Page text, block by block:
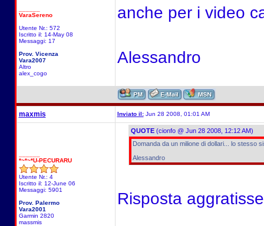
VaraSereno
Utente Nr.: 572
Iscritto il: 14-May 08
Messaggi: 17
Prov. Vicenza
Vara2007
Altro
alex_cogo
anche per i video
Alessandro
maxmis Inviato il:Jun 28 2008, 01:01 AM
*~*~*U-PECURARU
Utente Nr.: 4
Iscritto il: 12-June 06
Messaggi: 5901
Prov. Palermo
Vara2001
Garmin 2820
massmis
QUOTE(cionfo @ Jun 28 2008, 12:12 AM)
Domanda da un milione di dollari... lo stesso
Alessandro
Risposta